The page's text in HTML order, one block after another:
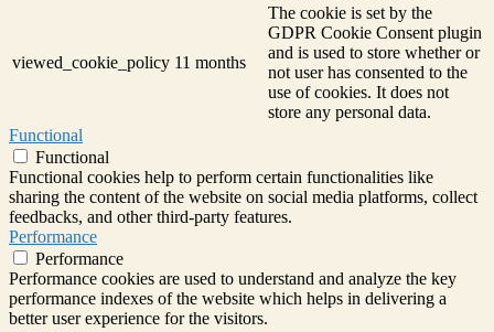
viewed_cookie_policy 11 months
The cookie is set by the
GDPR Cookie Consent plugin
and is used to store whether or
not user has consented to the
use of cookies. It does not
store any personal data.
Functional
Functional
Functional cookies help to perform certain functionalities like
sharing the content of the website on social media platforms, collect
feedbacks, and other third-party features.
Performance
Performance
Performance cookies are used to understand and analyze the key
performance indexes of the website which helps in delivering a
better user experience for the visitors.